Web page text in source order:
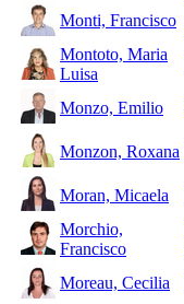
Monti, Francisco
Montoto, Maria
Luisa
Monzo, Emilio
Monzon, Roxana
Moran, Micaela
Morchio,
Francisco
Moreau, Cecilia